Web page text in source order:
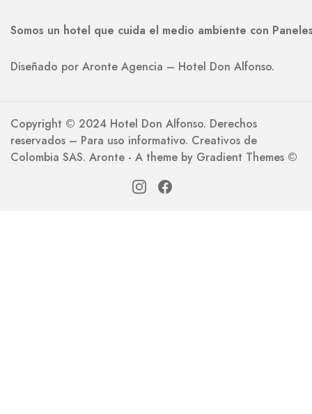
Somos un hotel que cuida el medio ambiente con
Diseñado por Aronte Agencia – Hotel Don Alfonso.
Copyright ©️ 2024 Hotel Don Alfonso. Derechos
reservados – Para uso informativo. Creativos de
Colombia SAS. Aronte - A theme by Gradient Themes ©